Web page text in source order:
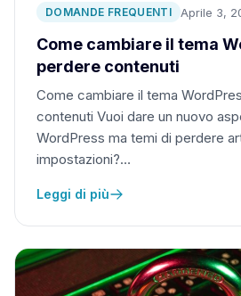
DOMANDE FREQUENTI Aprile 3,
Come cambiare il tema
perdere contenuti
Come cambiare il tema
contenuti Vuoi dare un nuovo
WordPress ma temi di perdere
impostazioni?…
Leggi di più